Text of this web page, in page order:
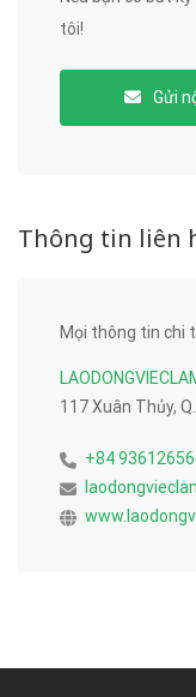
tôi!
Gửi
Thông tin liên
Mọi thông tin chi
117 Xuân Thủy,
+84